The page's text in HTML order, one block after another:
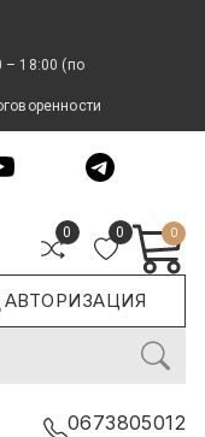
– 18:00 (по
0 0 0
АВТОРИЗАЦИЯ
0673805012